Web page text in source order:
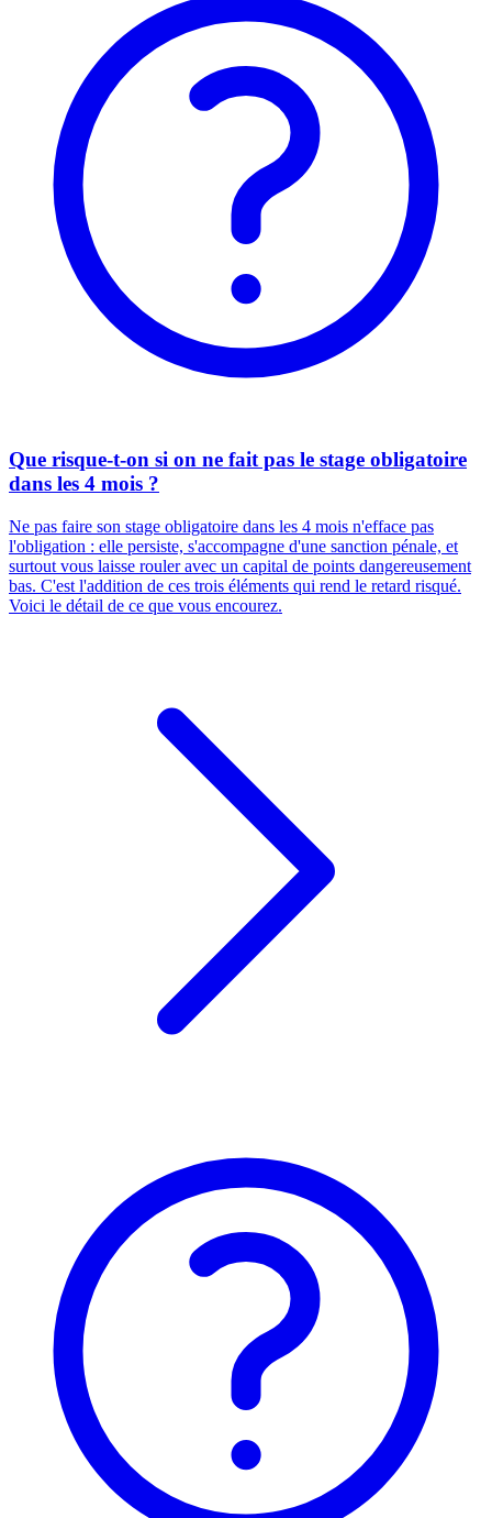
Que risque-t-on si on ne fait pas le stage obligatoire
dans les 4 mois ?
Ne pas faire son stage obligatoire dans les 4 mois n'efface pas
l'obligation : elle persiste, s'accompagne d'une sanction pénale, et
surtout vous laisse rouler avec un capital de points dangereusement
bas. C'est l'addition de ces trois éléments qui rend le retard risqué.
Voici le détail de ce que vous encourez.